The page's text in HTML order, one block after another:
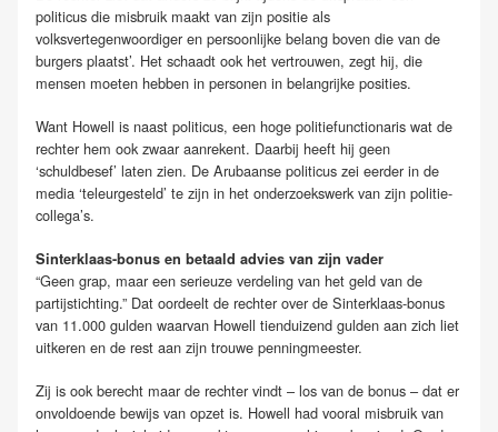
politicus die misbruik maakt van zijn positie als
volksvertegenwoordiger en persoonlijke belang boven die van de
burgers plaatst’. Het schaadt ook het vertrouwen, zegt hij, die
mensen moeten hebben in personen in belangrijke posities.
Want Howell is naast politicus, een hoge politiefunctionaris wat de
rechter hem ook zwaar aanrekent. Daarbij heeft hij geen
‘schuldbesef’ laten zien. De Arubaanse politicus zei eerder in de
media ‘teleurgesteld’ te zijn in het onderzoekswerk van zijn politie-
collega’s.
Sinterklaas-bonus en betaald advies van zijn vader
“Geen grap, maar een serieuze verdeling van het geld van de
partijstichting.” Dat oordeelt de rechter over de Sinterklaas-bonus
van 11.000 gulden waarvan Howell tienduizend gulden aan zich liet
uitkeren en de rest aan zijn trouwe penningmeester.
Zij is ook berecht maar de rechter vindt – los van de bonus – dat er
onvoldoende bewijs van opzet is. Howell had vooral misbruik van